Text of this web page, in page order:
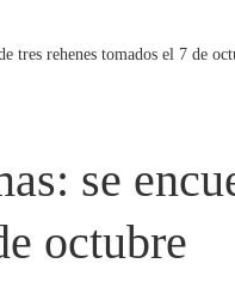
tres rehenes tomados el 7 de
se
octubre